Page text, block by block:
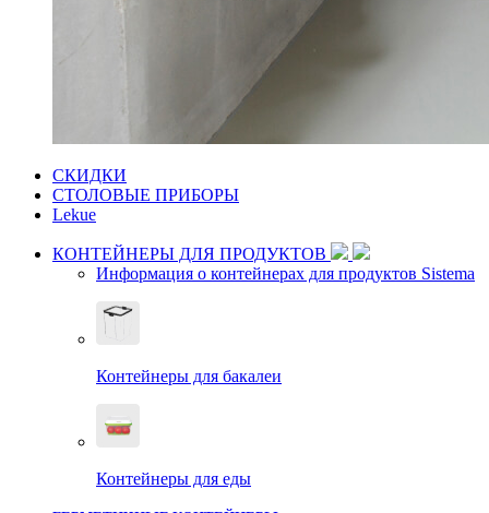
СКИДКИ
СТОЛОВЫЕ ПРИБОРЫ
Lekue
КОНТЕЙНЕРЫ ДЛЯ ПРОДУКТОВ
Информация о контейнерах для продуктов Sistema
Контейнеры для бакалеи
Контейнеры для еды